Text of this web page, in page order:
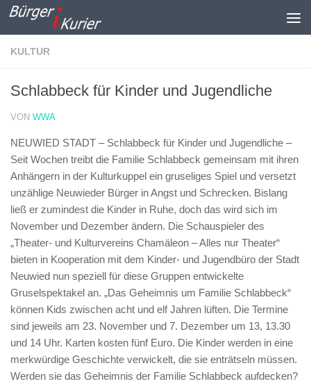
Zum Inhalt springen
KULTUR
Schlabbeck für Kinder und Jugendliche
VON WWA
NEUWIED STADT – Schlabbeck für Kinder und Jugendliche –
Seit Wochen treibt die Familie Schlabbeck gemeinsam mit ihren
Anhängern in der Kulturkuppel ein gruseliges Spiel und versetzt
unzählige Neuwieder Bürger in Angst und Schrecken. Bislang
ließ er zumindest die Kinder in Ruhe, doch das wird sich im
November und Dezember ändern. Die Schauspieler des
„Theater- und Kulturvereins Chamäleon – Alles nur Theater“
bieten in Kooperation mit dem Kinder- und Jugendbüro der Stadt
Neuwied nun speziell für diese Gruppen entwickelte
Gruselspektakel an. „Das Geheimnis um Familie Schlabbeck“
können Kids zwischen acht und elf Jahren lüften. Die Termine
sind jeweils am 23. November und 7. Dezember um 13, 13.30
und 14 Uhr. Karten kosten fünf Euro. Die Kinder werden in eine
merkwürdige Geschichte verwickelt, die sie enträtseln müssen.
Werden sie das Geheimnis der Familie Schlabbeck aufdecken?